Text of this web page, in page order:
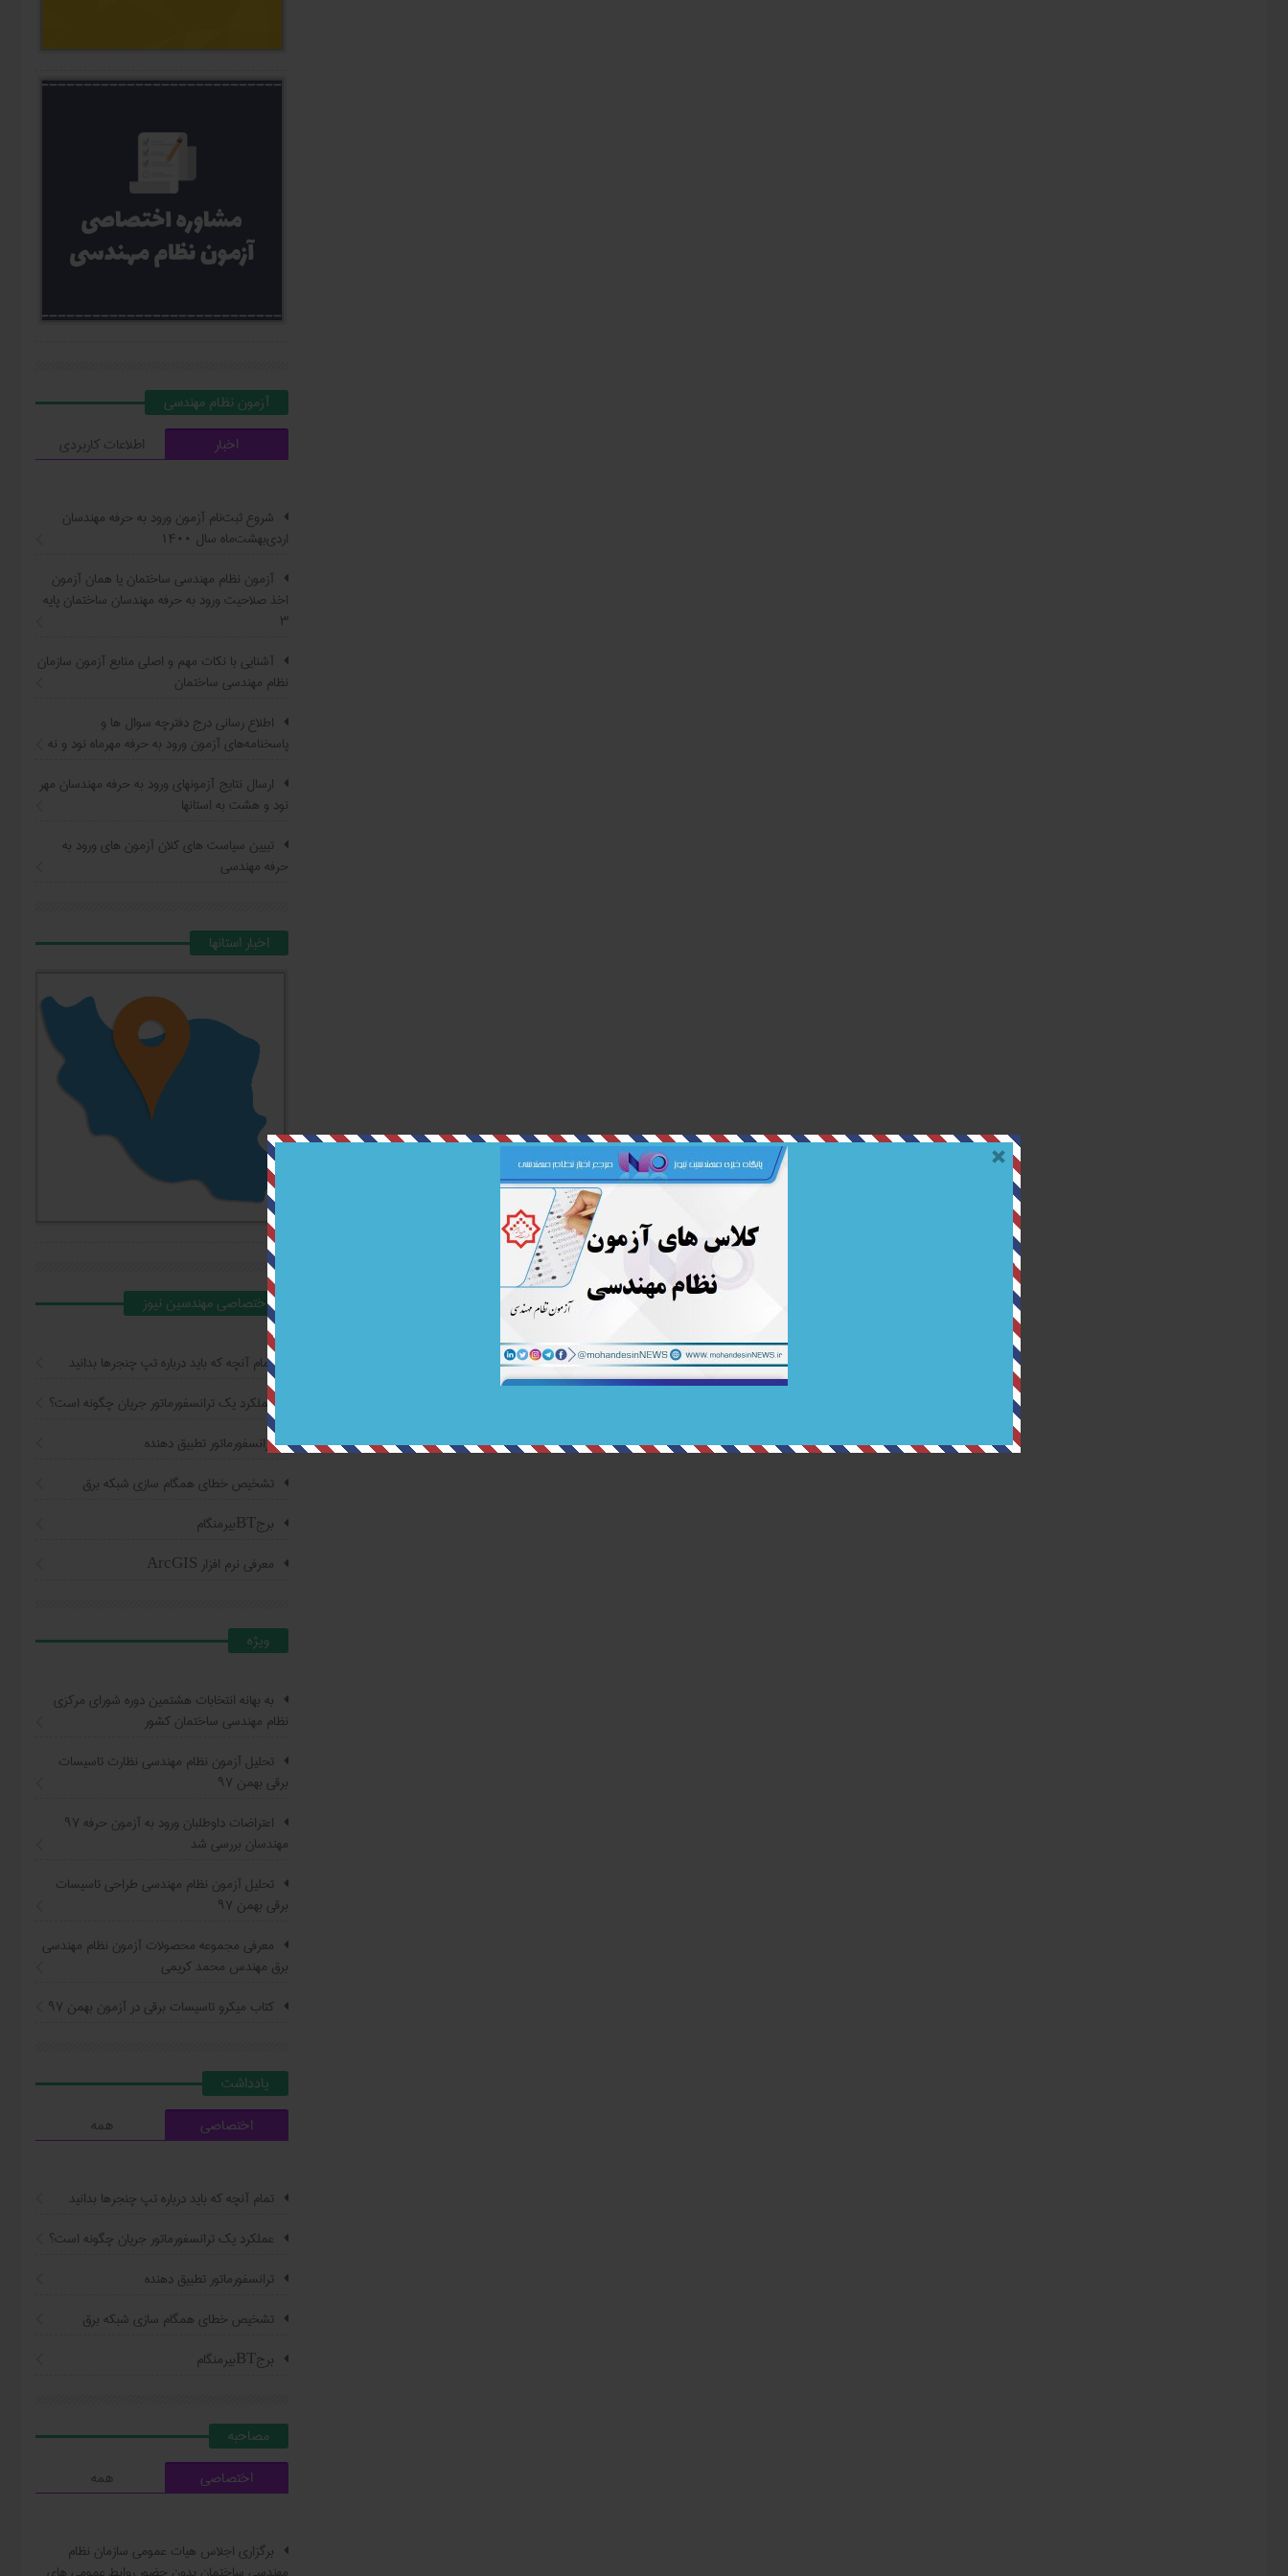
آزمون نظام مهندسي
اخبار
اطلاعات کاربردی
شروع ثبت‌نام آزمون ورود به حرفه مهندسان
اردی‌بهشت‌ماه سال ۱۴۰۰
آزمون نظام مهندسی ساختمان یا همان آزمون
اخذ صلاحیت ورود به حرفه مهندسان ساختمان پایه
۳
آشنایی با نکات مهم و اصلی منابع آزمون سازمان
نظام مهندسی ساختمان
اطلاع ‏رسانی درج دفترچه سوال ‌ها و
پاسخنامه‌های آزمون ورود به حرفه مهرماه نود و نه
ارسال نتایج آزمونهای ورود به حرفه مهندسان مهر
نود و هشت به استانها
تبیین سیاست ‌های کلان آزمون های ورود به
حرفه مهندسی
اخبار استانها
اختصاصي مهندسين نيوز
تمام آنچه که باید درباره تپ چنجرها بدانید
عملکرد یک ترانسفورماتور جریان چگونه است؟
ترانسفورماتور تطبیق دهنده
تشخیص خطای همگام سازی شبکه برق
برجBTبیرمنگام
معرفی نرم افزار ArcGIS
ويژه
به بهانه انتخابات هشتمین دوره شورای مرکزی
نظام مهندسی ساختمان کشور
تحلیل آزمون نظام مهندسی نظارت تاسیسات
برقی بهمن ۹۷
اعتراضات داوطلبان ورود به آزمون حرفه ٩٧
مهندسان بررسی شد
تحلیل آزمون نظام مهندسی طراحی تاسیسات
برقی بهمن ۹۷
معرفی مجموعه محصولات آزمون نظام مهندسی
برق مهندس محمد کریمی
کتاب ميکرو تاسيسات برقي در آزمون بهمن ۹۷
يادداشت
اختصاصی
همه
تمام آنچه که باید درباره تپ چنجرها بدانید
عملکرد یک ترانسفورماتور جریان چگونه است؟
ترانسفورماتور تطبیق دهنده
تشخیص خطای همگام سازی شبکه برق
برجBTبیرمنگام
مصاحبه
اختصاصی
همه
برگزاری اجلاس هیات عمومی سازمان نظام